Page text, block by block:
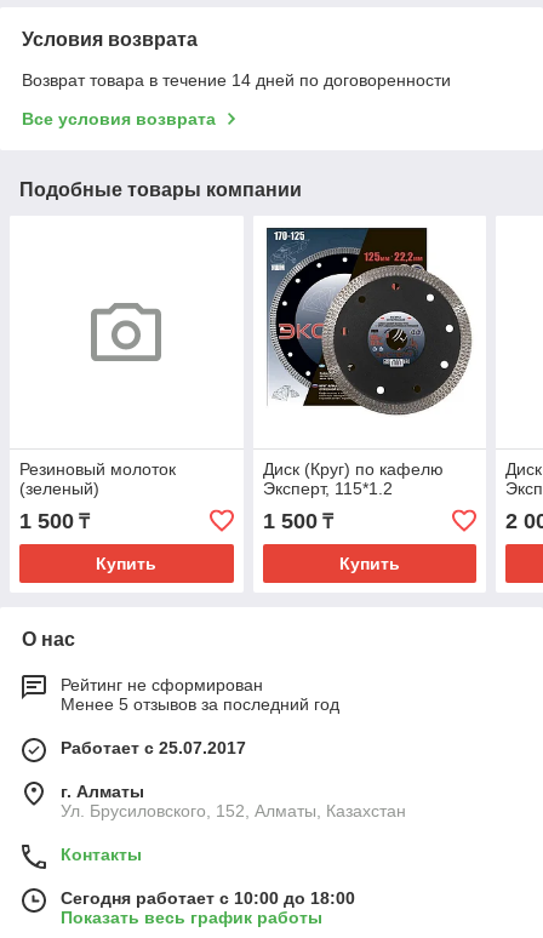
Условия возврата
Возврат товара в течение 14 дней по договоренности
Все условия возврата
Подобные товары компании
Резиновый молоток
(зеленый)
1 500 ₸
Купить
Диск (Круг) по кафелю
Эксперт, 115*1.2
1 500₸
Купить
2
О нас
Рейтинг не сформирован
Менее 5 отзывов за последний год
Работает с 25.07.2017
г. Алматы
Ул. Брусиловского, 152, Алматы, Казахстан
Контакты
Сегодня работает с 10:00 до 18:00
Показать весь график работы